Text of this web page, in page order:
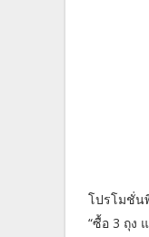
โปรโมชั่น
“ซื้อ 3 ถุง